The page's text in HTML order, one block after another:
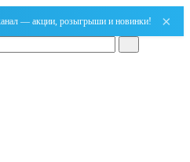
— акции, розыгрыши и новинки! ×